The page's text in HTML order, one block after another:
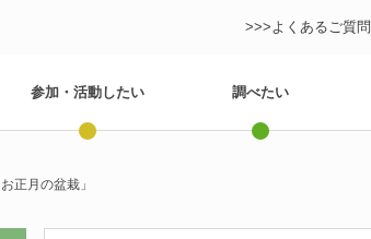
>>>よくあるご質問
参加・活動したい 調べたい
正月の盆栽」